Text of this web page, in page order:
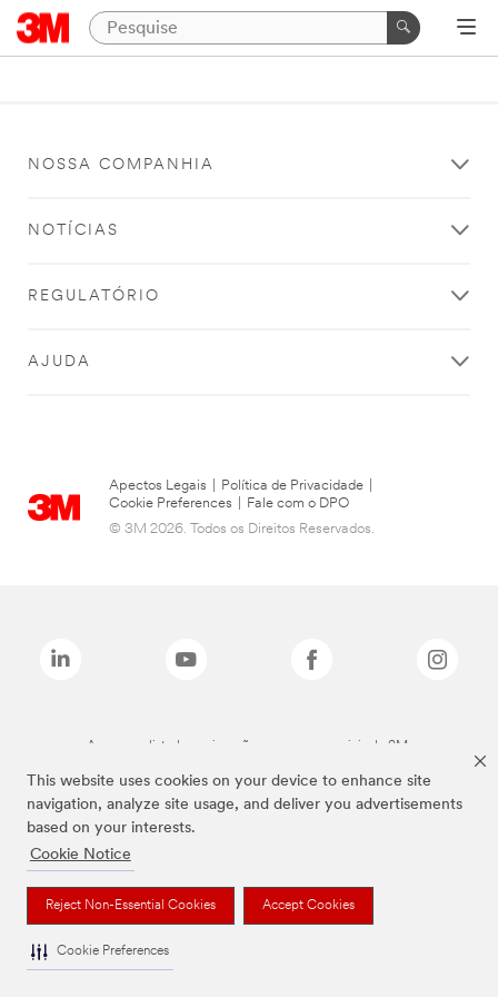
This website uses cookies on your device to enhance site
navigation, analyze site usage, and deliver you advertisements
based on your interests.
Cookie Notice
Reject Non-Essential Cookies Accept Cookies
Cookie Preferences
NOSSA COMPANHIA
NOTÍCIAS
REGULATÓRIO
AJUDA
Apectos Legais Política de Privacidade
Cookie Preferences
Fale com o DPO
© 3M 2026. Todos os Direitos Reservados.
As marcas listadas a cima são marcas comerciais da 3M.